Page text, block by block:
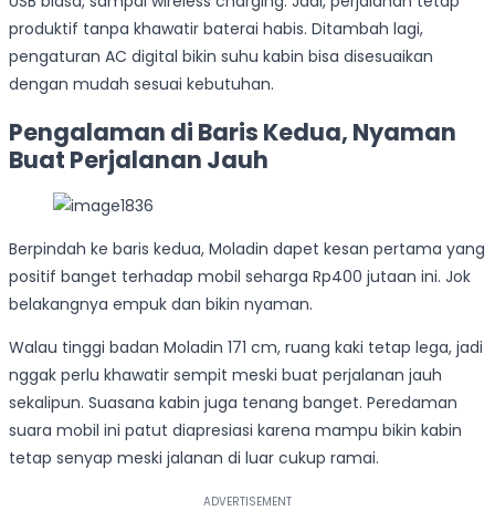
produktif tanpa khawatir baterai habis. Ditambah lagi,
pengaturan AC digital bikin suhu kabin bisa disesuaikan
dengan mudah sesuai kebutuhan.
Pengalaman di Baris Kedua, Nyaman
Buat Perjalanan Jauh
Berpindah ke baris kedua, Moladin dapet kesan pertama yang
positif banget terhadap mobil seharga Rp400 jutaan ini. Jok
belakangnya empuk dan bikin nyaman.
Walau tinggi badan Moladin 171 cm, ruang kaki tetap lega, jadi
nggak perlu khawatir sempit meski buat perjalanan jauh
sekalipun. Suasana kabin juga tenang banget. Peredaman
suara mobil ini patut diapresiasi karena mampu bikin kabin
tetap senyap meski jalanan di luar cukup ramai.